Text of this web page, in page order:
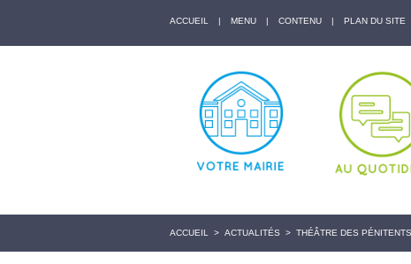
ACCUEIL | MENU | CONTENU | PLAN DU SITE
ACCUEIL > ACTUALITÉS > THÉÂTRE DES